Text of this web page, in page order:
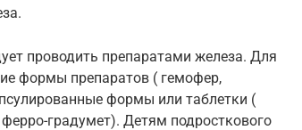
проводить препаратами железа. Для
формы препаратов ( гемофер,
формы или таблетки (
градумет). Детям подросткового